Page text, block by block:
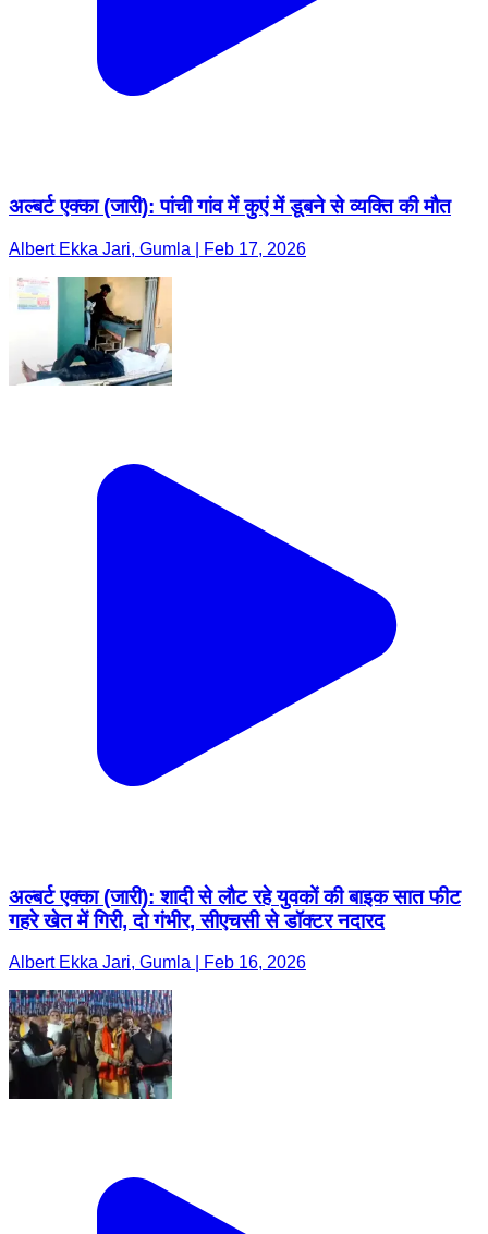
अल्बर्ट एक्का (जारी): पांची गांव में कुएं में डूबने से व्यक्ति की मौत
Albert Ekka Jari, Gumla | Feb 17, 2026
अल्बर्ट एक्का (जारी): शादी से लौट रहे युवकों की बाइक सात फीट
गहरे खेत में गिरी, दो गंभीर, सीएचसी से डॉक्टर नदारद
Albert Ekka Jari, Gumla | Feb 16, 2026